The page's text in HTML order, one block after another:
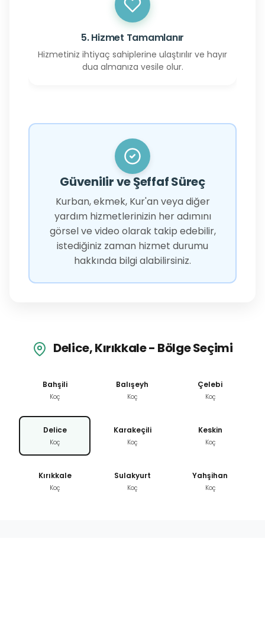
5. Hizmet Tamamlanır
Hizmetiniz ihtiyaç sahiplerine ulaştırılır ve hayır
dua almanıza vesile olur.
Güvenilir ve Şeffaf Süreç
Kurban, ekmek, Kur'an veya diğer
yardım hizmetlerinizin her adımını
görsel ve video olarak takip edebilir,
istediğiniz zaman hizmet durumu
hakkında bilgi alabilirsiniz.
Delice, Kırıkkale - Bölge Seçimi
Bahşili
Koç
Balışeyh
Koç
Çelebi
Koç
Delice
Koç
Karakeçili
Koç
Keskin
Koç
Kırıkkale
Koç
Sulakyurt
Koç
Yahşihan
Koç